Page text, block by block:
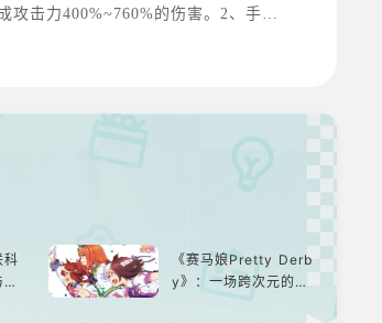
攻击力400%~760%的伤害。2、手榴
科
《赛马娘Pretty Derb
y》：一场跨次元的竞